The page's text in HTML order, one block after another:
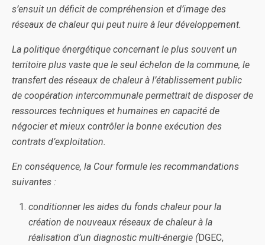
s’ensuit un déficit de compréhension et d’image des
réseaux de chaleur qui peut nuire à leur développement.
La politique énergétique concernant le plus souvent un
territoire plus vaste que le seul échelon de la commune, le
transfert des réseaux de chaleur à l’établissement public
de coopération intercommunale permettrait de disposer de
ressources techniques et humaines en capacité de
négocier et mieux contrôler la bonne exécution des
contrats d’exploitation.
En conséquence, la Cour formule les recommandations
suivantes :
conditionner les aides du fonds chaleur pour la
création de nouveaux réseaux de chaleur à la
réalisation d’un diagnostic multi-énergie (DGEC,